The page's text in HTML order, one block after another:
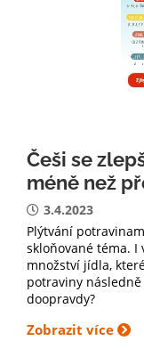
Češi se
méně než
3.4.2023
Plýtvání
skloňované téma.
množství jídla,
potraviny následně
doopravdy?
Zobrazit více